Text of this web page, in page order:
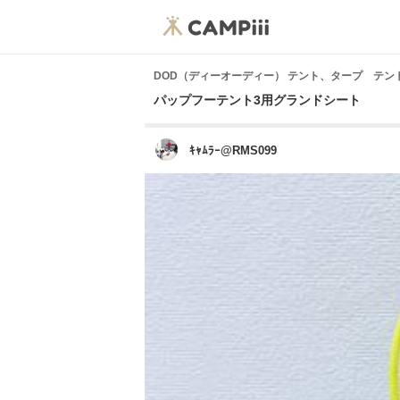
DOD（ディーオーディー） テント、タープ テン
パップフーテント3用グランドシート
ｷｬﾑﾗｰ@RMS099